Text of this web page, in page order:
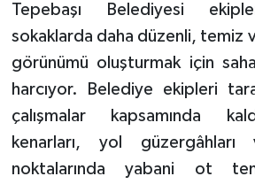
Tepebaşı Belediyesi
sokaklarda daha düzenli, temiz
görünümü oluşturmak için
harcıyor. Belediye ekipleri
çalışmalar kapsamında
kenarları, yol
noktalarında yabani ot